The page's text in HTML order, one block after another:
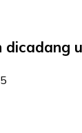
dicadang